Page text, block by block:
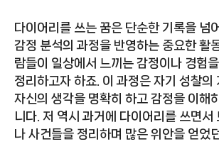
다이어리를 쓰는 꿈은 단순한 기록을 넘
감정 분석의 과정을 반영하는 중요한 활
람들이 일상에서 느끼는 감정이나 경험
정리하고자 하죠. 이 과정은 자기 성찰의
자신의 생각을 명확히 하고 감정을 이해
니다. 저 역시 과거에 다이어리를 쓰면서
나 사건들을 정리하며 많은 위안을 얻었